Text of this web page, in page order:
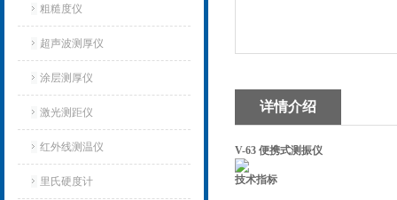
粗糙度仪
超声波测厚仪
涂层测厚仪
激光测距仪
红外线测温仪
里氏硬度计
详情介绍
V-63 便携式测振仪
技术指标